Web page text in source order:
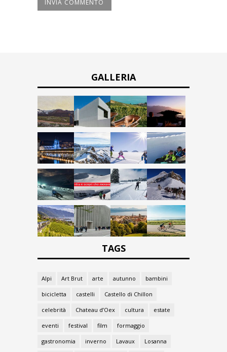
GALLERIA
TAGS
Alpi Art Brut arte autunno bambini
bicicletta castelli Castello di Chillon
celebrità Chateau d’Oex cultura estate
eventi festival film formaggio
gastronomia inverno Lavaux Losanna